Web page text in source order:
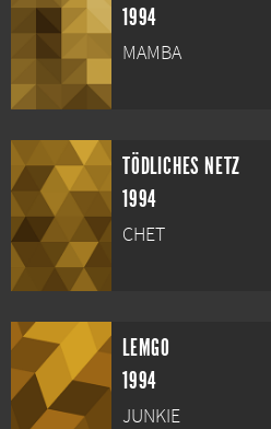
1994
MAMBA
TÖDLICHES NETZ
1994
CHET
LEMGO
1994
JUNKIE